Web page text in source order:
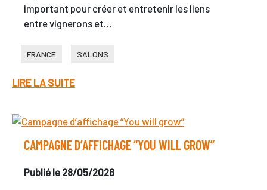
important pour créer et entretenir les liens
entre vignerons et…
FRANCE SALONS
LIRE LA SUITE
CAMPAGNE D’AFFICHAGE “YOU WILL GROW”
Publié le 28/05/2026